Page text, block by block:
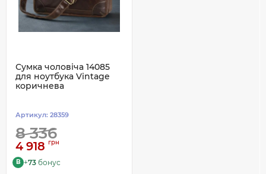
Сумка чоловіча 14085
для ноутбука Vintage
коричнева
Артикул: 28359
8 336
4 918 грн
B +73 бонус